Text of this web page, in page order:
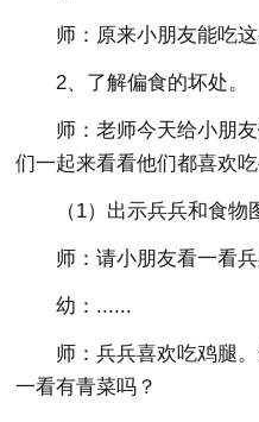
师：原来小朋友能吃这
2、了解偏食的坏处。
师：老师今天给小朋
们一起来看看他们都喜欢
（1）出示兵兵和食物
师：请小朋友看一看
幼：......
师：兵兵喜欢吃鸡腿
一看有青菜吗？